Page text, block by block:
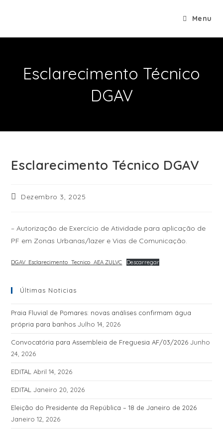
Menu
Esclarecimento Técnico
DGAV
Esclarecimento Técnico DGAV
Dezembro 3, 2025
– Autorização de Exercício de Atividade para aplicação de
PF em Zonas Urbanas/lazer e Vias de Comunicação.
DGAV_Esclarecimento_Tecnico_AEA ZULVC Descarregar
Últimas Noticias
Praia Fluvial de Pomares: novas análises confirmam água
própria para banhos Julho 14, 2026
Convocatória para Assembleia de Freguesia AF/03/2026 Junho
24, 2026
EDITAL Abril 14, 2026
EDITAL Janeiro 20, 2026
Eleição do Presidente da República – 18 de Janeiro de 2026
Janeiro 12, 2026